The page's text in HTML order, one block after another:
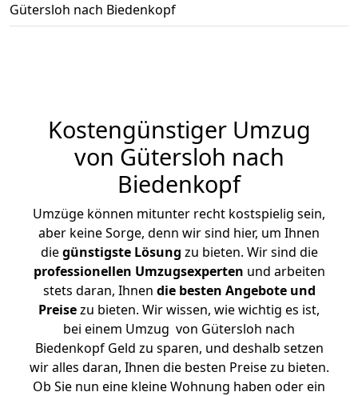
Gütersloh nach Biedenkopf
Kostengünstiger Umzug
von Gütersloh nach
Biedenkopf
Umzüge können mitunter recht kostspielig sein,
aber keine Sorge, denn wir sind hier, um Ihnen
diegünstigste Lösung zu bieten. Wir sind die
professionellen Umzugsexperten und arbeiten
stets daran, Ihnen die besten Angebote und
Preisezu bieten. Wir wissen, wie wichtig es ist,
bei einem Umzug von Gütersloh nach
Biedenkopf Geld zu sparen, und deshalb setzen
wir alles daran, Ihnen die besten Preise zu bieten.
Ob Sie nun eine kleine Wohnung haben oder ein